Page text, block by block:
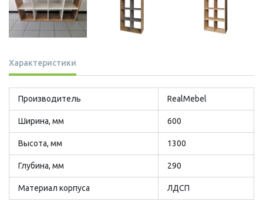
Характеристики
Производитель RealMebel
Ширина, мм 600
Высота, мм 1300
Глубина, мм 290
Материал корпуса ЛДСП